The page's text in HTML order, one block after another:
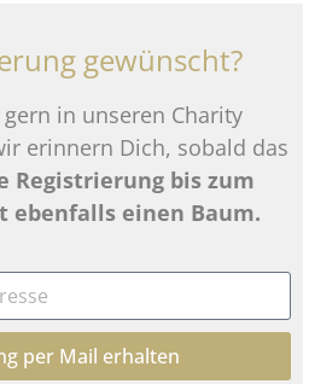
gewünscht?
in unseren Charity
erinnern Dich, sobald das
Registrierung bis zum
ebenfalls einen Baum.
per Mail erhalten